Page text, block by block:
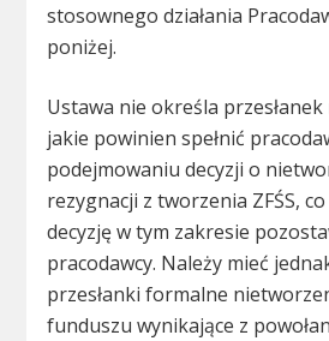
stosownego działania
poniżej.
Ustawa nie określa
jakie powinien spełnić
podejmowaniu decyzji o
rezygnacji z tworzenia ZFŚS,
decyzję w tym zakresie
pracodawcy. Należy mieć
przesłanki formalne
funduszu wynikające z